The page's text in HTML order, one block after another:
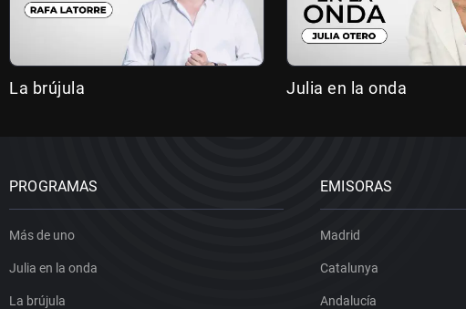
La brújula Julia en la onda
PROGRAMAS
Más de uno
Julia en la onda
La brújula
EMISORAS
Madrid
Catalunya
Andalucía